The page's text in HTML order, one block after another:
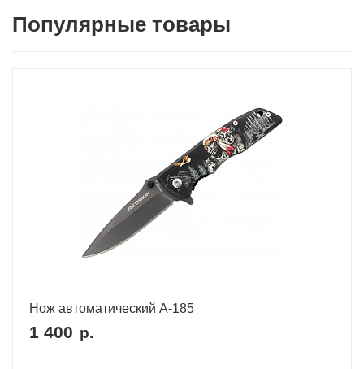
Популярные товары
Нож автоматический A-185
1 400 р.